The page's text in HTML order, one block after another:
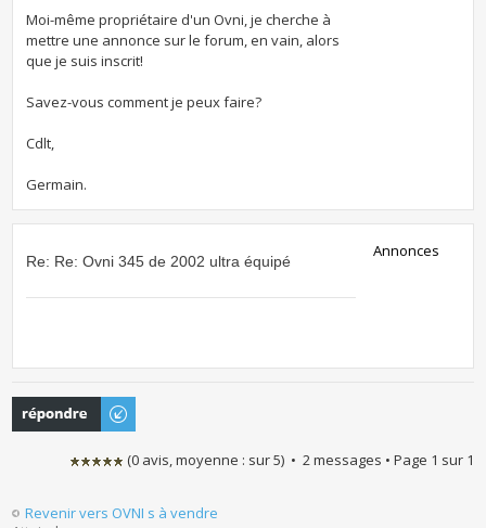
Moi-même propriétaire d'un Ovni, je cherche à
mettre une annonce sur le forum, en vain, alors
que je suis inscrit!
Savez-vous comment je peux faire?
Cdlt,
Germain.
Re: Re: Ovni 345 de 2002 ultra équipé
Annonces
Publier une
réponse
(0avis, moyenne : sur5) • 2 messages • Page 1 sur 1
Revenir vers OVNI s à vendre